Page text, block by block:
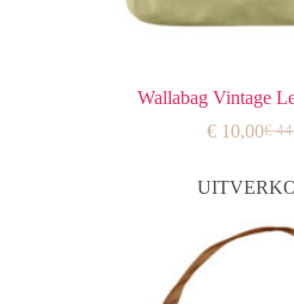
Wallabag Vintage
€
was:
€10,00
is: